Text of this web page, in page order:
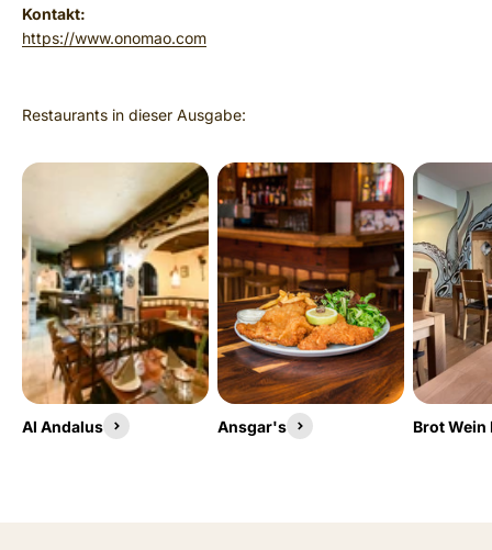
Kontakt:
https://www.onomao.com
Al Andalus Ansgar's Brot Wein